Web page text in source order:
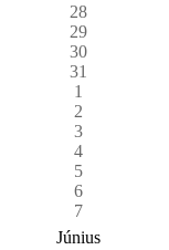
28
29
30
31
1
2
3
4
5
6
7
Június